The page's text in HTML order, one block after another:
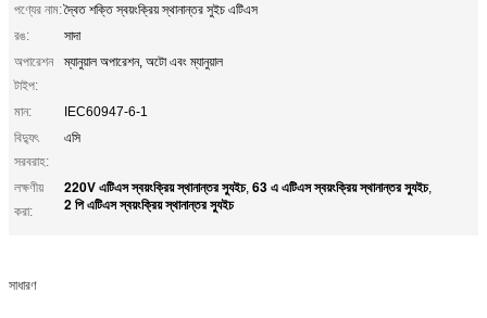
পণ্যের নাম:দ্বৈত শক্তি স্বয়ংক্রিয় স্থানান্তর সুইচ এটিএস
রঙ:
সাদা
অপারেশন
টাইপ:
ম্যানুয়াল অপারেশন, অটো এবং ম্যানুয়াল
মান:
IEC60947-6-1
বিদ্যুৎ
সরবরাহ:
এসি
লক্ষণীয়
করা:
220V এটিএস স্বয়ংক্রিয় স্থানান্তর স্যুইচ, 63 এ এটিএস স্বয়ংক্রিয় স্থানান্তর স্যুইচ,
2 পি এটিএস স্বয়ংক্রিয় স্থানান্তর স্যুইচ
সাধারণ